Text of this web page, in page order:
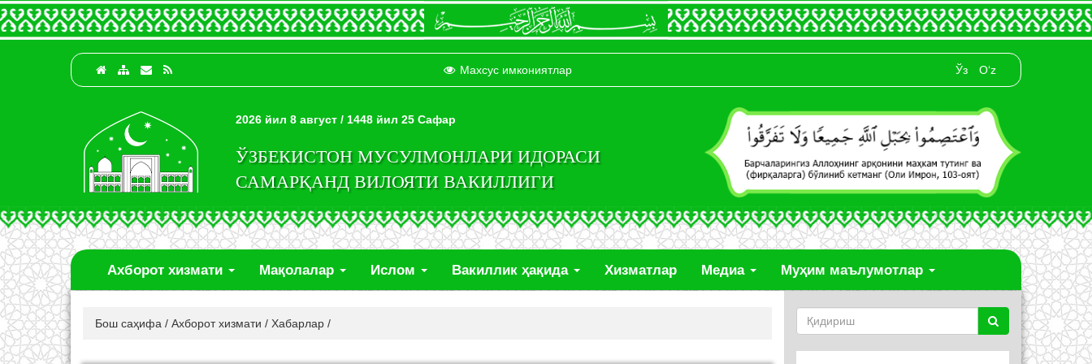
Махсус имкониятлар Ўз O‘z
2026 йил 8 август / 1448 йил 25 Сафар
ЎЗБЕКИСТОН МУСУЛМОНЛАРИ ИДОРАСИ
САМАРҚАНД ВИЛОЯТИ ВАКИЛЛИГИ
Ахборот хизмати Мақолалар Ислом Вакиллик ҳақида Хизматлар Медиа Муҳим маълумотлар
Бош саҳифа / Ахборот хизмати / Хабарлар /